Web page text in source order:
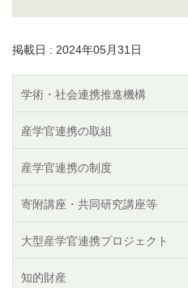
掲載日 : 2024年05月31日
学術・社会連携推進機構
産学官連携の取組
産学官連携の制度
寄附講座・共同研究講座等
大型産学官連携プロジェクト
知的財産